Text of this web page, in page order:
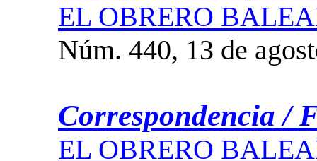
EL OBRERO
Núm. 440, 13 de
Correspondencia /
EL OBRERO